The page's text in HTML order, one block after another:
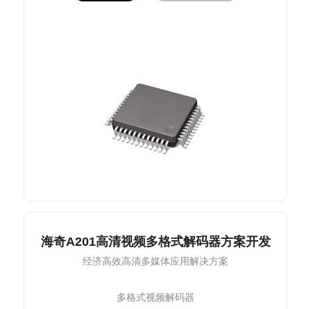
海奇A201高清视频多格式解码器方案开发
经济高效高清多媒体应用解决方案
多格式视频解码器